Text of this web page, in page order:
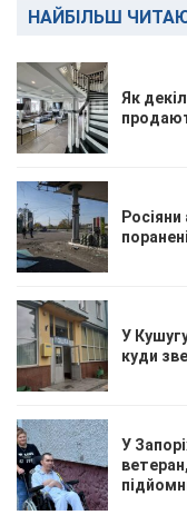
НАЙБІЛЬШ
Як
поранені
У
куди
У